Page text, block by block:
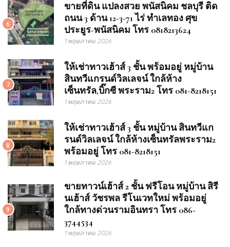
6
ขายที่ดิน แปลงสวย พนัสนิคม ชลบุรี ติด
ถนน 3 ด้าน 12-3-71 ไร่ ทำเลทอง ศุข
ประยูร-พนัสนิคม โทร 0818213624
1 พฤษภาคม 2026
7
ให้เช่าทาวเฮ้าส์ 3 ชั้น พร้อมอยู่ หมู่บ้าน
สินทวีแกรนด์วิลเลจน์ ใกล้ห้าง
เซ็นทรัล,บิ๊กซี พระราม2 โทร 081-8218151
1 พฤษภาคม 2026
8
ให้เช่าทาวเฮ้าส์ 3 ชั้น หมู่บ้าน สินทวีแก
รนด์วิลเลจน์ ใกล้ห้างเซ็นทรัลพระราม2
พร้อมอยู่ โทร 081-8218151
1 พฤษภาคม 2026
9
ขายทาวน์เฮ้าส์ 2 ชั้น ฟรีโอน หมู่บ้าน สิรี
นเฮ้าส์ วัชรพล รีโนเวทใหม่ พร้อมอยู่
ใกล้ทางด่วนรามอินทรา โทร 086-
3744534
1 พฤษภาคม 2026